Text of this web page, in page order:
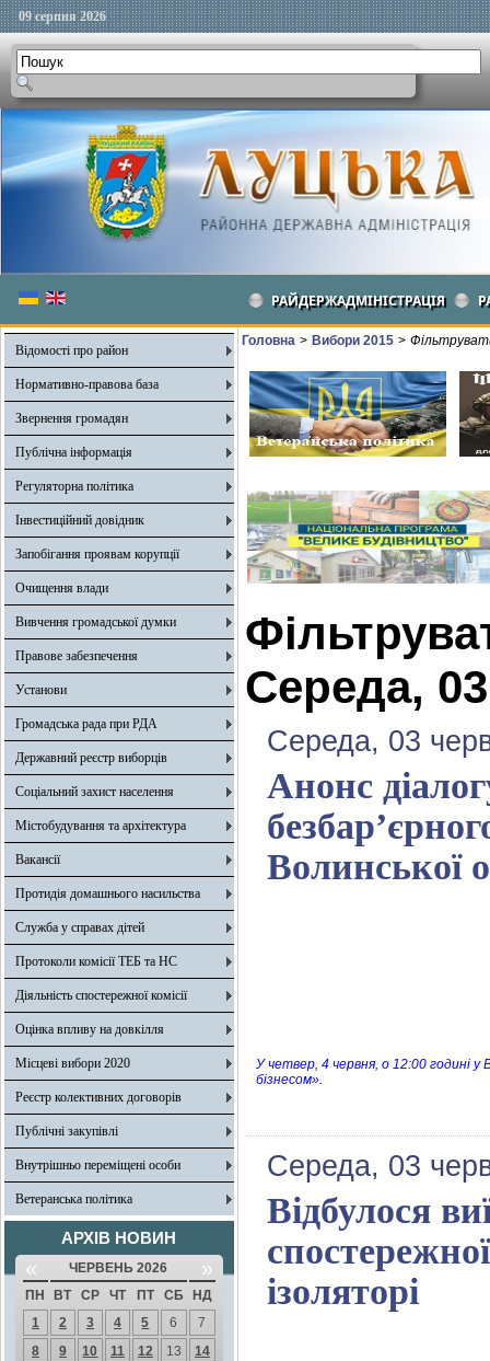
09 серпня 2026
РАЙДЕРЖАДМІНІСТРАЦІЯ
Відомості про район
Нормативно-правова база
Звернення громадян
Публічна інформація
Регуляторна політика
Інвестиційний довідник
Запобігання проявам корупції
Очищення влади
Вивчення громадської думки
Правове забезпечення
Установи
Громадська рада при РДА
Державний реєстр виборців
Соціальний захист населення
Містобудування та архітектура
Вакансії
Протидія домашнього насильства
Служба у справах дітей
Протоколи комісії ТЕБ та НС
Діяльність спостережної комісії
Оцінка впливу на довкілля
Місцеві вибори 2020
Реєстр колективних договорів
Публічні закупівлі
Внутрішньо переміщені особи
Ветеранська політика
АРХІВ НОВИН
« ЧЕРВЕНЬ 2026 »
ПН ВТ СР ЧТ ПТ СБ
НД
1
2 3 4 5 6
7
8
9 10 11 12 13
14
Головна > Вибори 2015 >
Середа,
Середа, 03
Анонс
Волинської
У четвер, 4 червня, о 12:00 годині
бізнесом».
Середа, 03
Відбулося
ізоляторі